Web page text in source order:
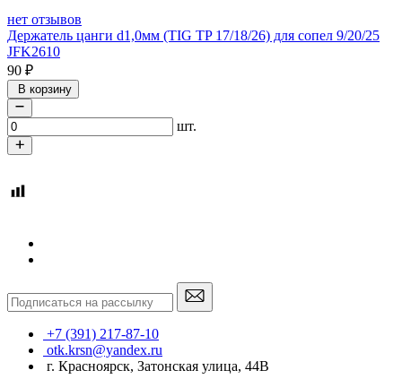
нет отзывов
Держатель цанги d1,0мм (TIG TP 17/18/26) для сопел 9/20/25
JFK2610
90 ₽
В корзину
шт.
+7 (391) 217-87-10
otk.krsn@yandex.ru
г. Красноярск, Затонская улица, 44В